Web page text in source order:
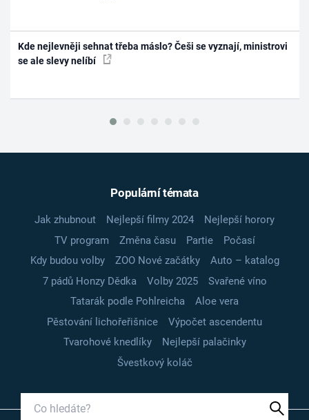
Kde nejlevněji sehnat třeba máslo? Češi se vyznají, ministrovi
se ale slevy nelíbí
Populární témata
Jak zhubnout Nejlepší filmy 2024
Nejlepší horory
TV program
Změna času Partie
Počasí
Kdy budou volby
ZOO Nové začátky
Auto – katalog
7 pádů Honzy Dědka
Volby 2025
Svařené víno
Tatarák podle Pohlreicha
Aloe vera
Pěstování lichořeřišnice
Výpočet ascendentu
Tvarohové knedlíky
Nejlepší palačinky
Švestkový koláč